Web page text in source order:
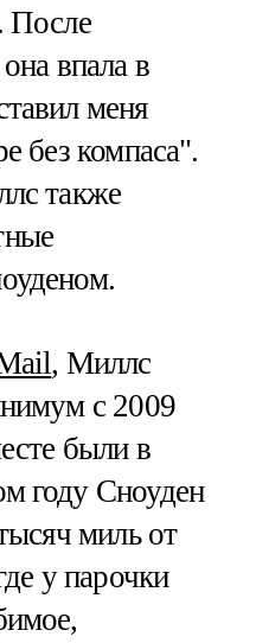
После
впала в
меня
без компаса".
также
, Миллс
с 2009
были в
году Сноуден
миль от
у парочки